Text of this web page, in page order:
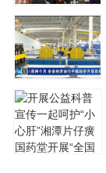
第三期“提升科普
创作能力与职业
规划交流会”举办
前两月甘肃经济
开局良好规上工
业增加值同比增
长10